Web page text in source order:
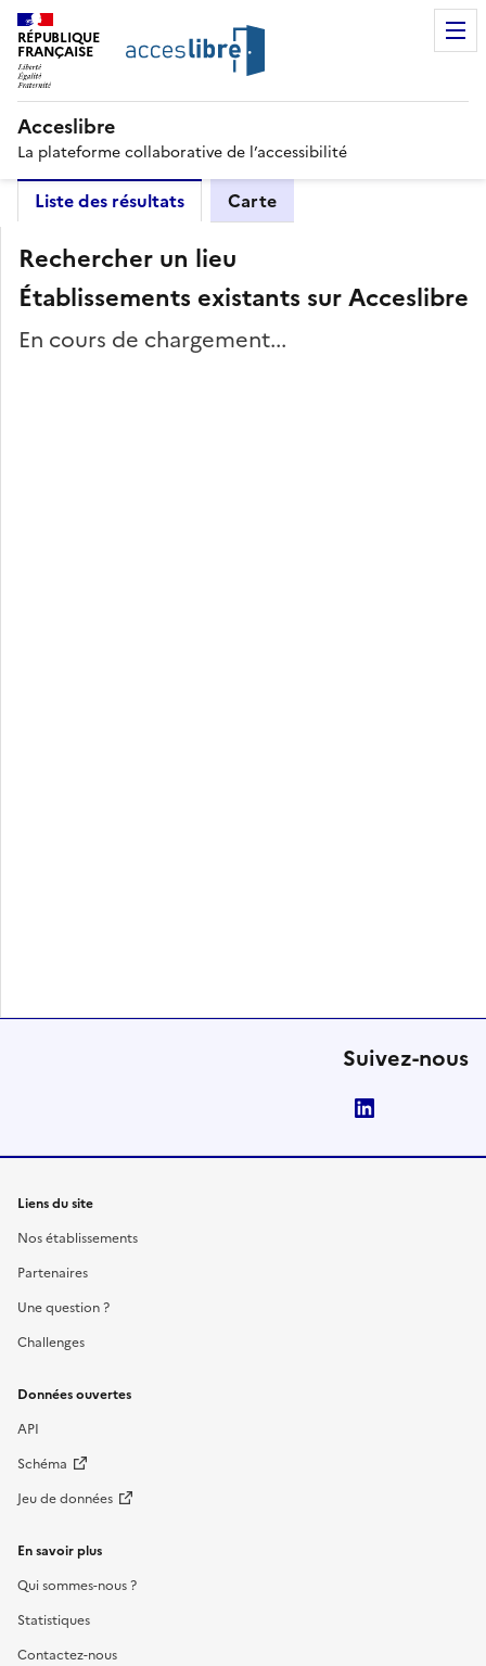
RÉPUBLIQUE
FRANÇAISE
Acceslibre
La plateforme collaborative de l’accessibilité
Liste des résultats Carte
Rechercher un lieu
Établissements existants sur Acceslibre
En cours de chargement...
Suivez-nous
Liens du site
Nos établissements
Partenaires
Une question ?
Challenges
Données ouvertes
API
Schéma
Jeu de données
En savoir plus
Qui sommes-nous ?
Statistiques
Contactez-nous